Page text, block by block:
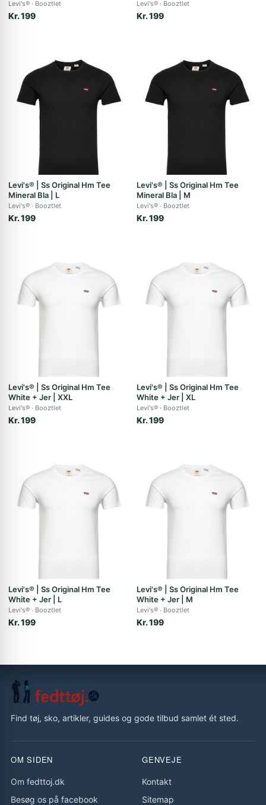
Levi's® Booztlet
Kr. 199
Levi's® Booztlet
Kr. 199
Levi's® | Ss Original Hm Tee
Mineral Bla | L
Levi's® Booztlet
Kr. 199
Levi's® | Ss Original Hm Tee
Mineral Bla | M
Levi's® Booztlet
Kr. 199
Levi's® | Ss Original Hm Tee
White + Jer | XXL
Levi's® Booztlet
Kr. 199
Levi's® | Ss Original Hm Tee
White + Jer | XL
Levi's® Booztlet
Kr. 199
Levi's® | Ss Original Hm Tee
White + Jer | L
Levi's® Booztlet
Kr. 199
Levi's® | Ss Original Hm Tee
White + Jer | M
Levi's® Booztlet
Kr. 199
Find tøj, sko, artikler, guides og gode tilbud samlet ét sted.
OM SIDEN
Om fedttoj.dk
Besøg os på facebook
GENVEJE
Kontakt
Sitemap